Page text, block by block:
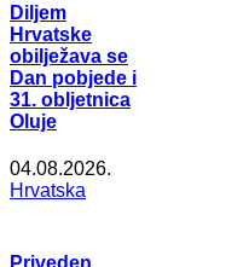
Diljem
Hrvatske
obilježava se
Dan pobjede i
31. obljetnica
Oluje
04.08.2026.
Hrvatska